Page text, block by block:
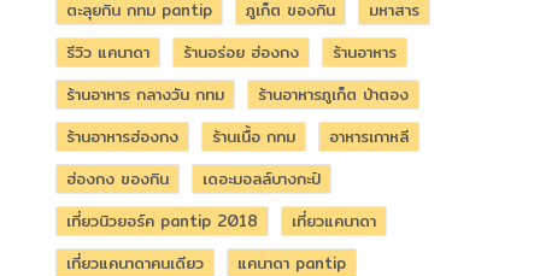
ตะลุยกิน กทม pantip ภูเก็ต ของกิน
มหาสาร
รีวิว แคนาดา
ร้านอร่อย ฮ่องกง
ร้านอาหาร
ร้านอาหาร กลางวัน กทม
ร้านอาหารภูเก็ต ป่าตอง
ร้านอาหารฮ่องกง
ร้านเนื้อ กทม
อาหารเกาหลี
ฮ่องกง ของกิน
เดอะมอลล์บางกะปิ
เที่ยวนิวยอร์ค pantip 2018
เที่ยวแคนาดา
เที่ยวแคนาดาคนเดียว
แคนาดา pantip